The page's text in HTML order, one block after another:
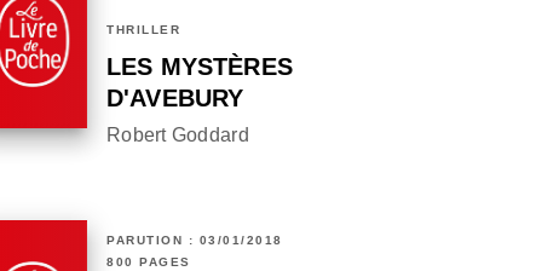
THRILLER
LES MYSTÈRES
D'AVEBURY
Robert Goddard
PARUTION : 03/01/2018
800 PAGES